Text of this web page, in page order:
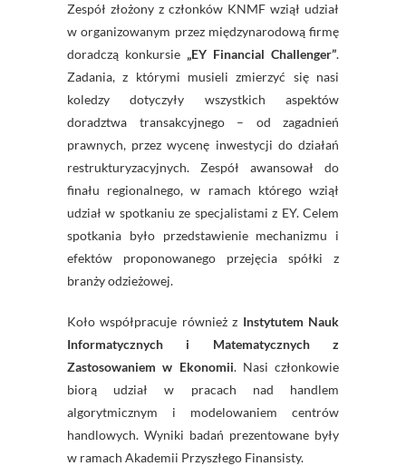
Zespół złożony z członków KNMF wziął udział
w organizowanym przez międzynarodową firmę
doradczą konkursie „EY Financial Challenger”.
Zadania, z którymi musieli zmierzyć się nasi
koledzy dotyczyły wszystkich aspektów
doradztwa transakcyjnego – od zagadnień
prawnych, przez wycenę inwestycji do działań
restrukturyzacyjnych. Zespół awansował do
finału regionalnego, w ramach którego wziął
udział w spotkaniu ze specjalistami z EY. Celem
spotkania było przedstawienie mechanizmu i
efektów proponowanego przejęcia spółki z
branży odzieżowej.
Koło współpracuje również z Instytutem Nauk
Informatycznych i Matematycznych z
Zastosowaniem w Ekonomii. Nasi członkowie
biorą udział w pracach nad handlem
algorytmicznym i modelowaniem centrów
handlowych. Wyniki badań prezentowane były
w ramach Akademii Przyszłego Finansisty.